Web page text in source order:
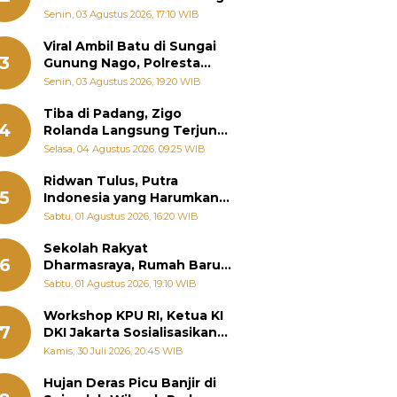
Senin, 03 Agustus 2026, 17:10 WIB
3
Viral Ambil Batu di Sungai
Gunung Nago, Polresta
Padang Ungkap Fakta
Senin, 03 Agustus 2026, 19:20 WIB
Tiba di Padang, Zigo
Rolanda Langsung Terjun
Bantu Warga Terdampak
Selasa, 04 Agustus 2026, 09:25 WIB
5
Ridwan Tulus, Putra
Indonesia yang Harumkan
Nama Bangsa hingga
Jepang
Sabtu, 01 Agustus 2026, 16:20 WIB
Sekolah Rakyat
Dharmasraya, Rumah Baru
268 Anak Menggapai Mimpi
Kemiskinan
Sabtu, 01 Agustus 2026, 19:10 WIB
Workshop KPU RI, Ketua KI
DKI Jakarta Sosialisasikan
Hukum Acara Penyelesaian
Kamis, 30 Juli 2026, 20:45 WIB
Hujan Deras Picu Banjir di